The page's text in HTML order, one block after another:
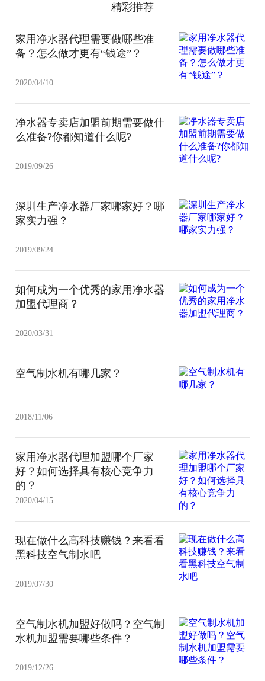
精彩推荐
家用净水器代理需要做哪些准
备？怎么做才更有“钱途”？
2020/04/10
净水器专卖店加盟前期需要做什
么准备?你都知道什么呢?
2019/09/26
深圳生产净水器厂家哪家好？哪
家实力强？
2019/09/24
如何成为一个优秀的家用净水器
加盟代理商？
2020/03/31
空气制水机有哪几家？
2018/11/06
家用净水器代理加盟哪个厂家
好？如何选择具有核心竞争力
的？
2020/04/15
现在做什么高科技赚钱？来看看
黑科技空气制水吧
2019/07/30
​空气制水机加盟好做吗？空气制
水机加盟需要哪些条件？
2019/12/26